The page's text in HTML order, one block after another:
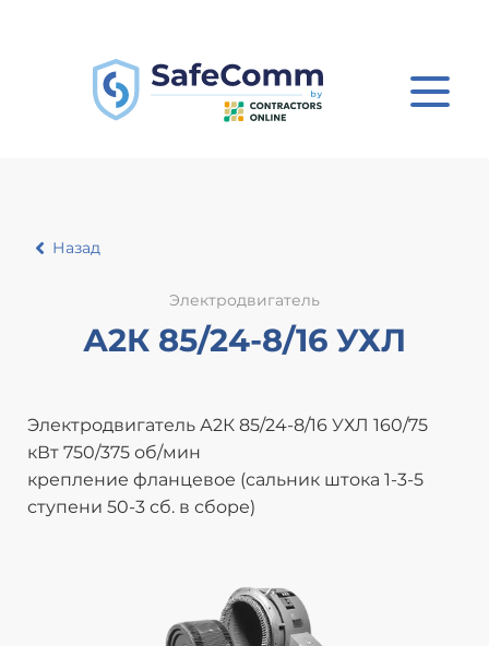
Назад
Электродвигатель
А2К 85/24-8/16 УХЛ
Электродвигатель А2К 85/24-8/16 УХЛ 160/75
кВт 750/375 об/мин
крепление фланцевое (сальник штока 1-3-5
ступени 50-3 сб. в сборе)